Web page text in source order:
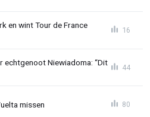
en wint Tour de France
16
echtgenoot Niewiadoma: “Dit
44
missen 80